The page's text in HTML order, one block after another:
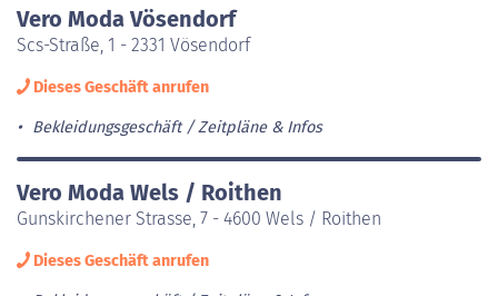
Vero Moda Vösendorf
Scs-Straße, 1 - 2331 Vösendorf
Dieses Geschäft anrufen
Bekleidungsgeschäft Zeitpläne & Infos
Vero Moda Wels / Roithen
Gunskirchener Strasse, 7 - 4600 Wels / Roithen
Dieses Geschäft anrufen